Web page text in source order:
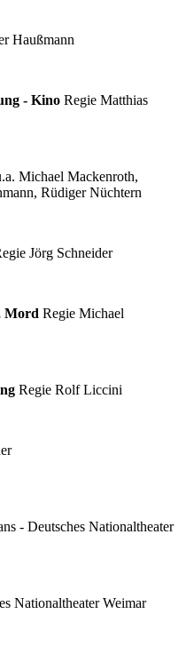
Haußmann
- Kino Regie Matthias
Michael Mackenroth,
Rüdiger Nüchtern
Jörg Schneider
Mord Regie Michael
Regie Rolf Liccini
- Deutsches Nationaltheater
Nationaltheater Weimar